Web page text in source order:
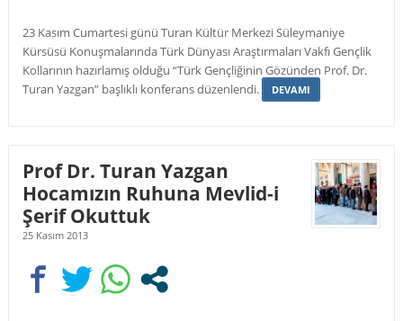
23 Kasım Cumartesi günü Turan Kültür Merkezi Süleymaniye
Kürsüsü Konuşmalarında Türk Dünyası Araştırmaları Vakfı Gençlik
Kollarının hazırlamış olduğu “Türk Gençliğinin Gözünden Prof. Dr.
Turan Yazgan” başlıklı konferans düzenlendi.
DEVAMI
Prof Dr. Turan Yazgan
Hocamızın Ruhuna Mevlid-i
Şerif Okuttuk
25 Kasım 2013